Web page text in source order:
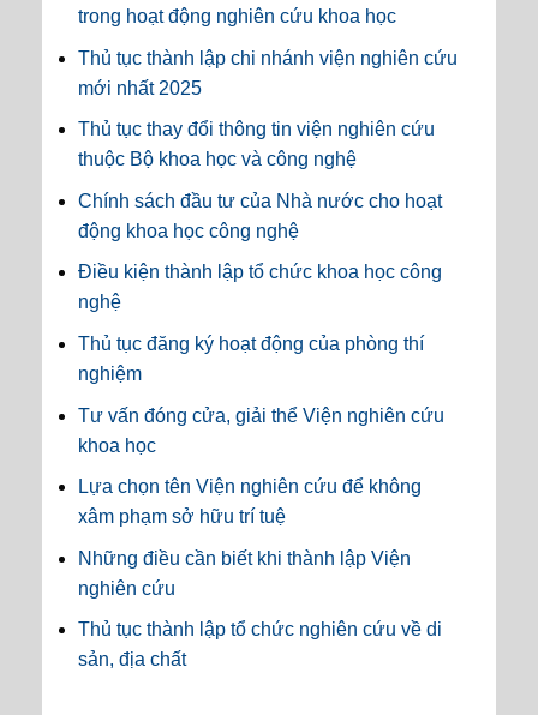
trong hoạt động nghiên cứu khoa học
Thủ tục thành lập chi nhánh viện nghiên cứu
mới nhất 2025
Thủ tục thay đổi thông tin viện nghiên cứu
thuộc Bộ khoa học và công nghệ
Chính sách đầu tư của Nhà nước cho hoạt
động khoa học công nghệ
Điều kiện thành lập tổ chức khoa học công
nghệ
Thủ tục đăng ký hoạt động của phòng thí
nghiệm
Tư vấn đóng cửa, giải thể Viện nghiên cứu
khoa học
Lựa chọn tên Viện nghiên cứu để không
xâm phạm sở hữu trí tuệ
Những điều cần biết khi thành lập Viện
nghiên cứu
Thủ tục thành lập tổ chức nghiên cứu về di
sản, địa chất